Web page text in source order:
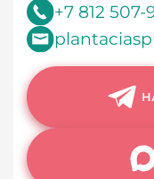
+7 812 507-